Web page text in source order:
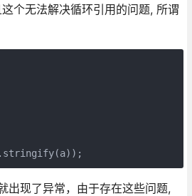
个无法解决循环引用的问题, 所谓
现了异常，由于存在这些问题,